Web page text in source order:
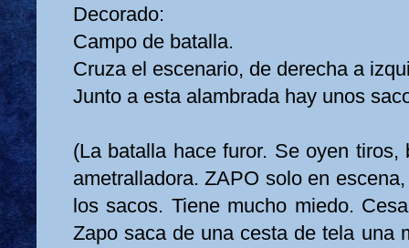
Decorado:
Campo de batalla.
Cruza el escenario, de derecha a
Junto a esta alambrada hay unos
(La batalla hace furor. Se oyen tiros,
ametralladora. ZAPO solo en
los sacos. Tiene mucho miedo.
Zapo saca de una cesta de tela una